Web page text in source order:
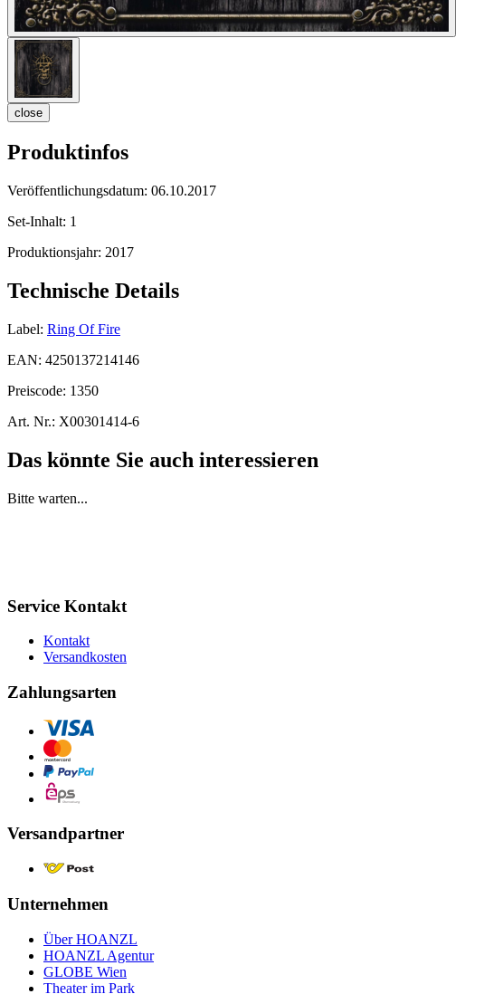
close
Produktinfos
Veröffentlichungsdatum: 06.10.2017
Set-Inhalt: 1
Produktionsjahr: 2017
Technische Details
Label: Ring Of Fire
EAN: 4250137214146
Preiscode: 1350
Art. Nr.: X00301414-6
Das könnte Sie auch interessieren
Bitte warten...
Service Kontakt
Kontakt
Versandkosten
Zahlungsarten
Versandpartner
Unternehmen
Über HOANZL
HOANZL Agentur
GLOBE Wien
Theater im Park